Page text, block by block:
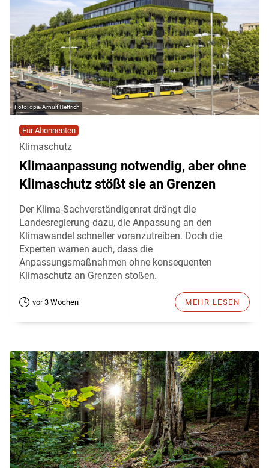
dpa/Arnulf Hettrich
Für Abonnenten
Klimaschutz
Klimaanpassung notwendig, aber ohne
Klimaschutz stößt sie an Grenzen
Der Klima-Sachverständigenrat drängt die
Landesregierung dazu, die Anpassung an den
Klimawandel schneller voranzutreiben. Doch die
Experten warnen auch, dass die
Anpassungsmaßnahmen ohne konsequenten
Klimaschutz an Grenzen stoßen.
vor 3 Wochen MEHR LESEN